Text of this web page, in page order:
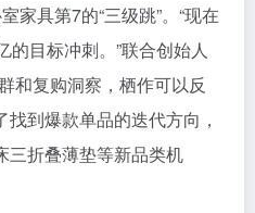
家具第7的“三级跳”。“现在
目标冲刺。”联合创始人
和复购洞察，栖作可以反
到爆款单品的迭代方向，
三折叠薄垫等新品类机